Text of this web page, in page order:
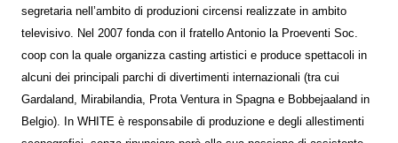
segretaria nell’ambito di produzioni circensi realizzate in ambito
televisivo. Nel 2007 fonda con il fratello Antonio la Proeventi Soc.
coop con la quale organizza casting artistici e produce spettacoli in
alcuni dei principali parchi di divertimenti internazionali (tra cui
Gardaland, Mirabilandia, Prota Ventura in Spagna e Bobbejaaland in
Belgio). In WHITE è responsabile di produzione e degli allestimenti